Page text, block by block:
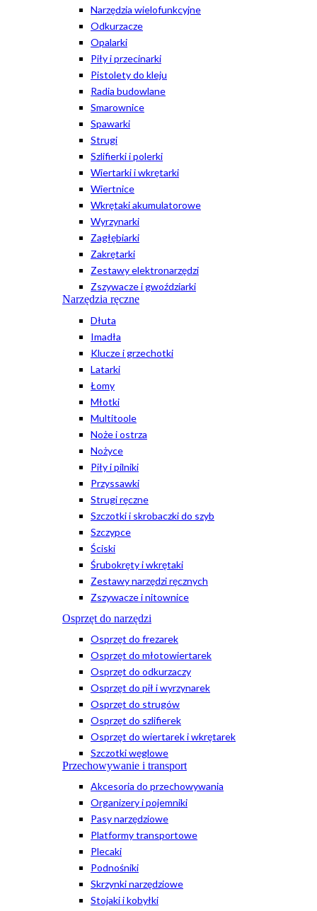
Narzędzia wielofunkcyjne
Odkurzacze
Opalarki
Piły i przecinarki
Pistolety do kleju
Radia budowlane
Smarownice
Spawarki
Strugi
Szlifierki i polerki
Wiertarki i wkrętarki
Wiertnice
Wkrętaki akumulatorowe
Wyrzynarki
Zagłębiarki
Zakrętarki
Zestawy elektronarzędzi
Zszywacze i gwoździarki
Narzędzia ręczne
Dłuta
Imadła
Klucze i grzechotki
Latarki
Łomy
Młotki
Multitoole
Noże i ostrza
Nożyce
Piły i pilniki
Przyssawki
Strugi ręczne
Szczotki i skrobaczki do szyb
Szczypce
Ściski
Śrubokręty i wkrętaki
Zestawy narzędzi ręcznych
Zszywacze i nitownice
Osprzęt do narzędzi
Osprzęt do frezarek
Osprzęt do młotowiertarek
Osprzęt do odkurzaczy
Osprzęt do pił i wyrzynarek
Osprzęt do strugów
Osprzęt do szlifierek
Osprzęt do wiertarek i wkrętarek
Szczotki węglowe
Przechowywanie i transport
Akcesoria do przechowywania
Organizery i pojemniki
Pasy narzędziowe
Platformy transportowe
Plecaki
Podnośniki
Skrzynki narzędziowe
Stojaki i kobyłki